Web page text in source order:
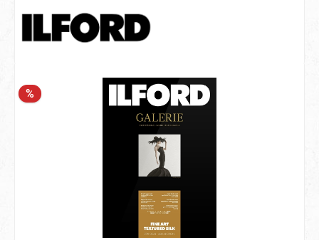
%